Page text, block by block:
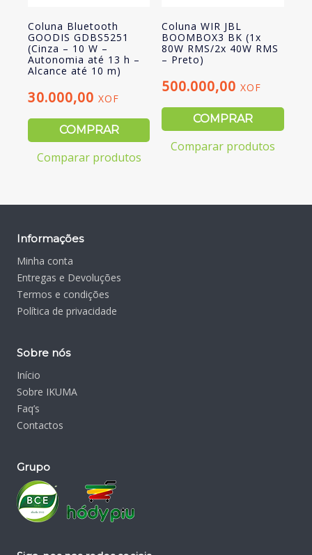
Coluna Bluetooth
GOODIS GDBS5251
(Cinza – 10 W –
Autonomia até 13 h –
Alcance até 10 m)
30.000,00 XOF
COMPRAR
Comparar produtos
Coluna WIR JBL
BOOMBOX3 BK (1x
80W RMS/2x 40W RMS
– Preto)
500.000,00XOF
COMPRAR
Comparar produtos
Informações
Minha conta
Entregas e Devoluções
Termos e condições
Política de privacidade
Sobre nós
Início
Sobre IKUMA
Faq’s
Contactos
Grupo